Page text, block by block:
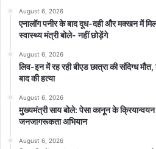
August 6, 2026
एनालॉग पनीर के बाद दूध-दही और मक्खन में
स्वास्थ्य मंत्री बोले- नहीं छोड़ेंगे
August 6, 2026
लिव-इन में रह रही बीएड छात्रा की संदिग्ध
बाद की हत्या
August 6, 2026
मुख्यमंत्री साय बोले: पेसा कानून के
जनजागरूकता अभियान
August 6, 2026